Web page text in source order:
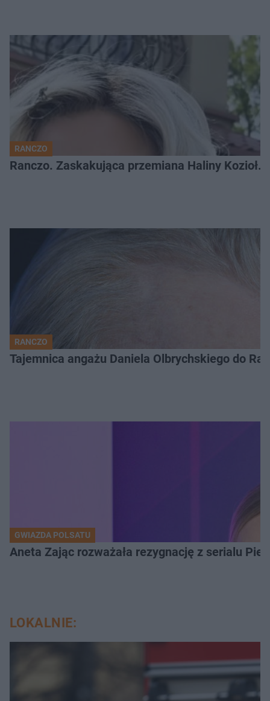
RANCZO
Ranczo. Zaskakująca przemiana Haliny
RANCZO
Tajemnica angażu Daniela Olbrychskiego do
GWIAZDA POLSATU
Aneta Zając rozważała rezygnację z serialu
LOKALNIE: